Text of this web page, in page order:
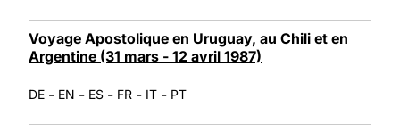
Voyage Apostolique en Uruguay, au Chili et en
Argentine (31 mars - 12 avril 1987)
DE - EN - ES - FR - IT - PT